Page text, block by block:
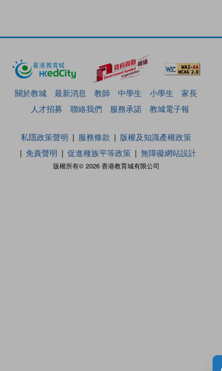
關於教城 最新消息 教師 中學生 小學生
家長
人才招募
聯絡我們 服務承諾 教城電子報
版權所有© 2026 香港教育城有限公司
私隱政策聲明 服務條款
版權及知識產權政策
免責聲明
促進種族平等政策 無障礙網站設計